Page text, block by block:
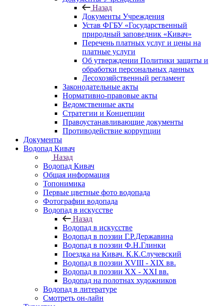
Назад
Документы Учреждения
Устав ФГБУ «Государственный
природный заповедник «Кивач»
Перечень платных услуг и цены на
платные услуги
Об утверждении Политики защиты и
обработки персональных данных
Лесохозяйственный регламент
Законодательные акты
Нормативно-правовые акты
Ведомственные акты
Стратегии и Концепции
Правоустанавливающие документы
Противодействие коррупции
Документы
Водопад Кивач
Назад
Водопад Кивач
Общая информация
Топонимика
Первые цветные фото водопада
Фотографии водопада
Водопад в искусстве
Назад
Водопад в искусстве
Водопад в поэзии Г.Р.Державина
Водопад в поэзии Ф.Н.Глинки
Поездка на Кивач. К.К.Случевский
Водопад в поэзии XVIII - XIX вв.
Водопад в поэзии XX - XXI вв.
Водопад на полотнах художников
Водопад в литературе
Смотреть он-лайн